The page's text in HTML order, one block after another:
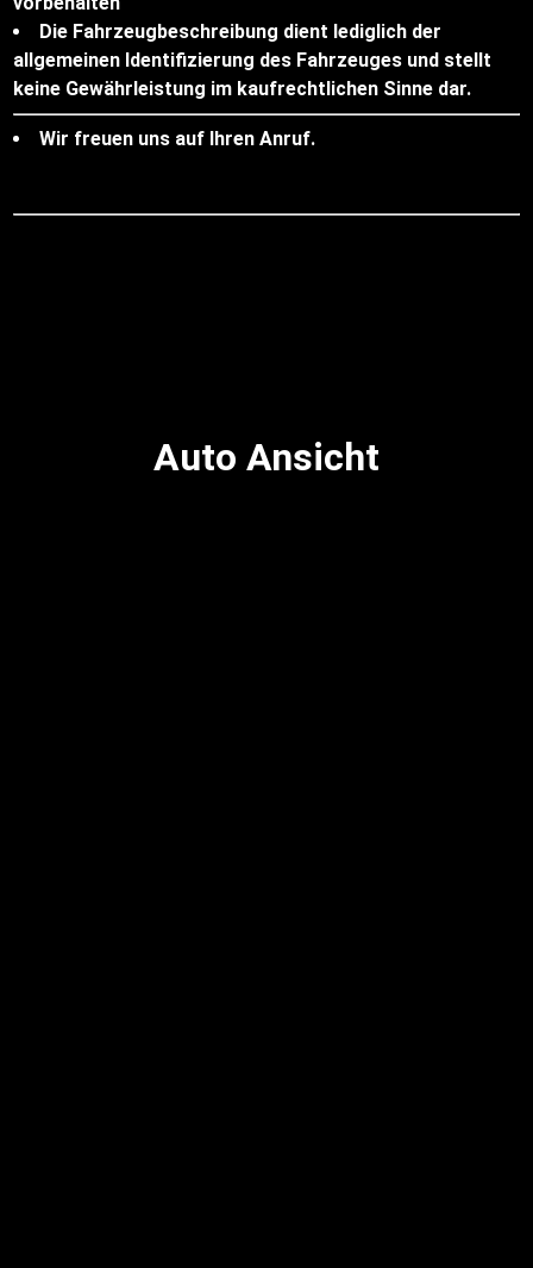
Die Fahrzeugbeschreibung dient lediglich der
allgemeinen Identifizierung des Fahrzeuges und stellt
keine Gewährleistung im kaufrechtlichen Sinne dar.
Wir freuen uns auf Ihren Anruf.
Auto Ansicht